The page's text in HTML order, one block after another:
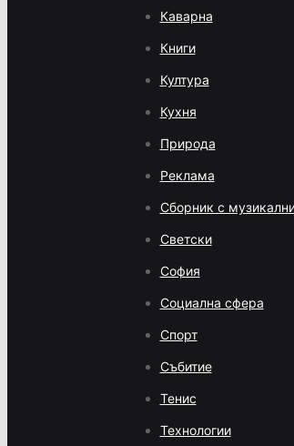
Каварна
Книги
Култура
Кухня
Природа
Реклама
Сборник с
Светски
София
Социална сфера
Спорт
Събитие
Тенис
Технологии